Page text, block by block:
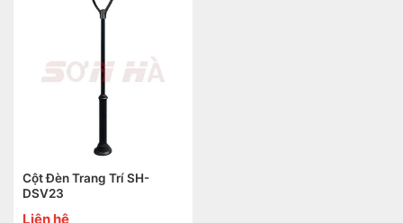
Cột Đèn Trang Trí SH-
DSV23
Liên hệ